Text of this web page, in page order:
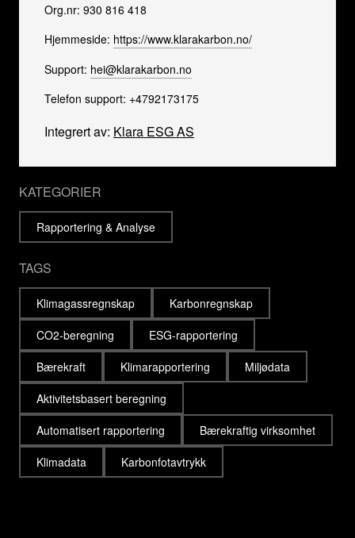
Org.nr: 930 816 418
Hjemmeside: https://www.klarakarbon.no/
Support: hei@klarakarbon.no
Telefon support: +4792173175
Integrert av: Klara ESG AS
KATEGORIER
Rapportering & Analyse
TAGS
Klimagassregnskap
Karbonregnskap
CO2-beregning
ESG-rapportering
Bærekraft
Klimarapportering
Miljødata
Aktivitetsbasert beregning
Automatisert rapportering
Bærekraftig virksomhet
Klimadata
Karbonfotavtrykk